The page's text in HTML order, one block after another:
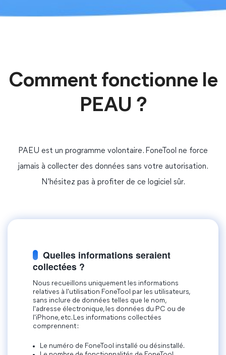
Comment fonctionne le
PEAU ?
PAEU est un programme volontaire. FoneTool ne force
jamais à collecter des données sans votre autorisation.
N'hésitez pas à profiter de ce logiciel sûr.
Quelles informations seraient
collectées ?
Nous recueillons uniquement les informations
relatives à l'utilisation FoneTool par les utilisateurs,
sans inclure de données telles que le nom,
l'adresse électronique, les données du PC ou de
l'iPhone, etc. Les informations collectées
comprennent :
Le numéro de FoneTool installé ou désinstallé.